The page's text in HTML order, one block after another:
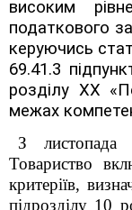
високим
податкового
керуючись
69.41.3
розділу XX
межах
З
Товариство
критеріїв,
підрозділу 10